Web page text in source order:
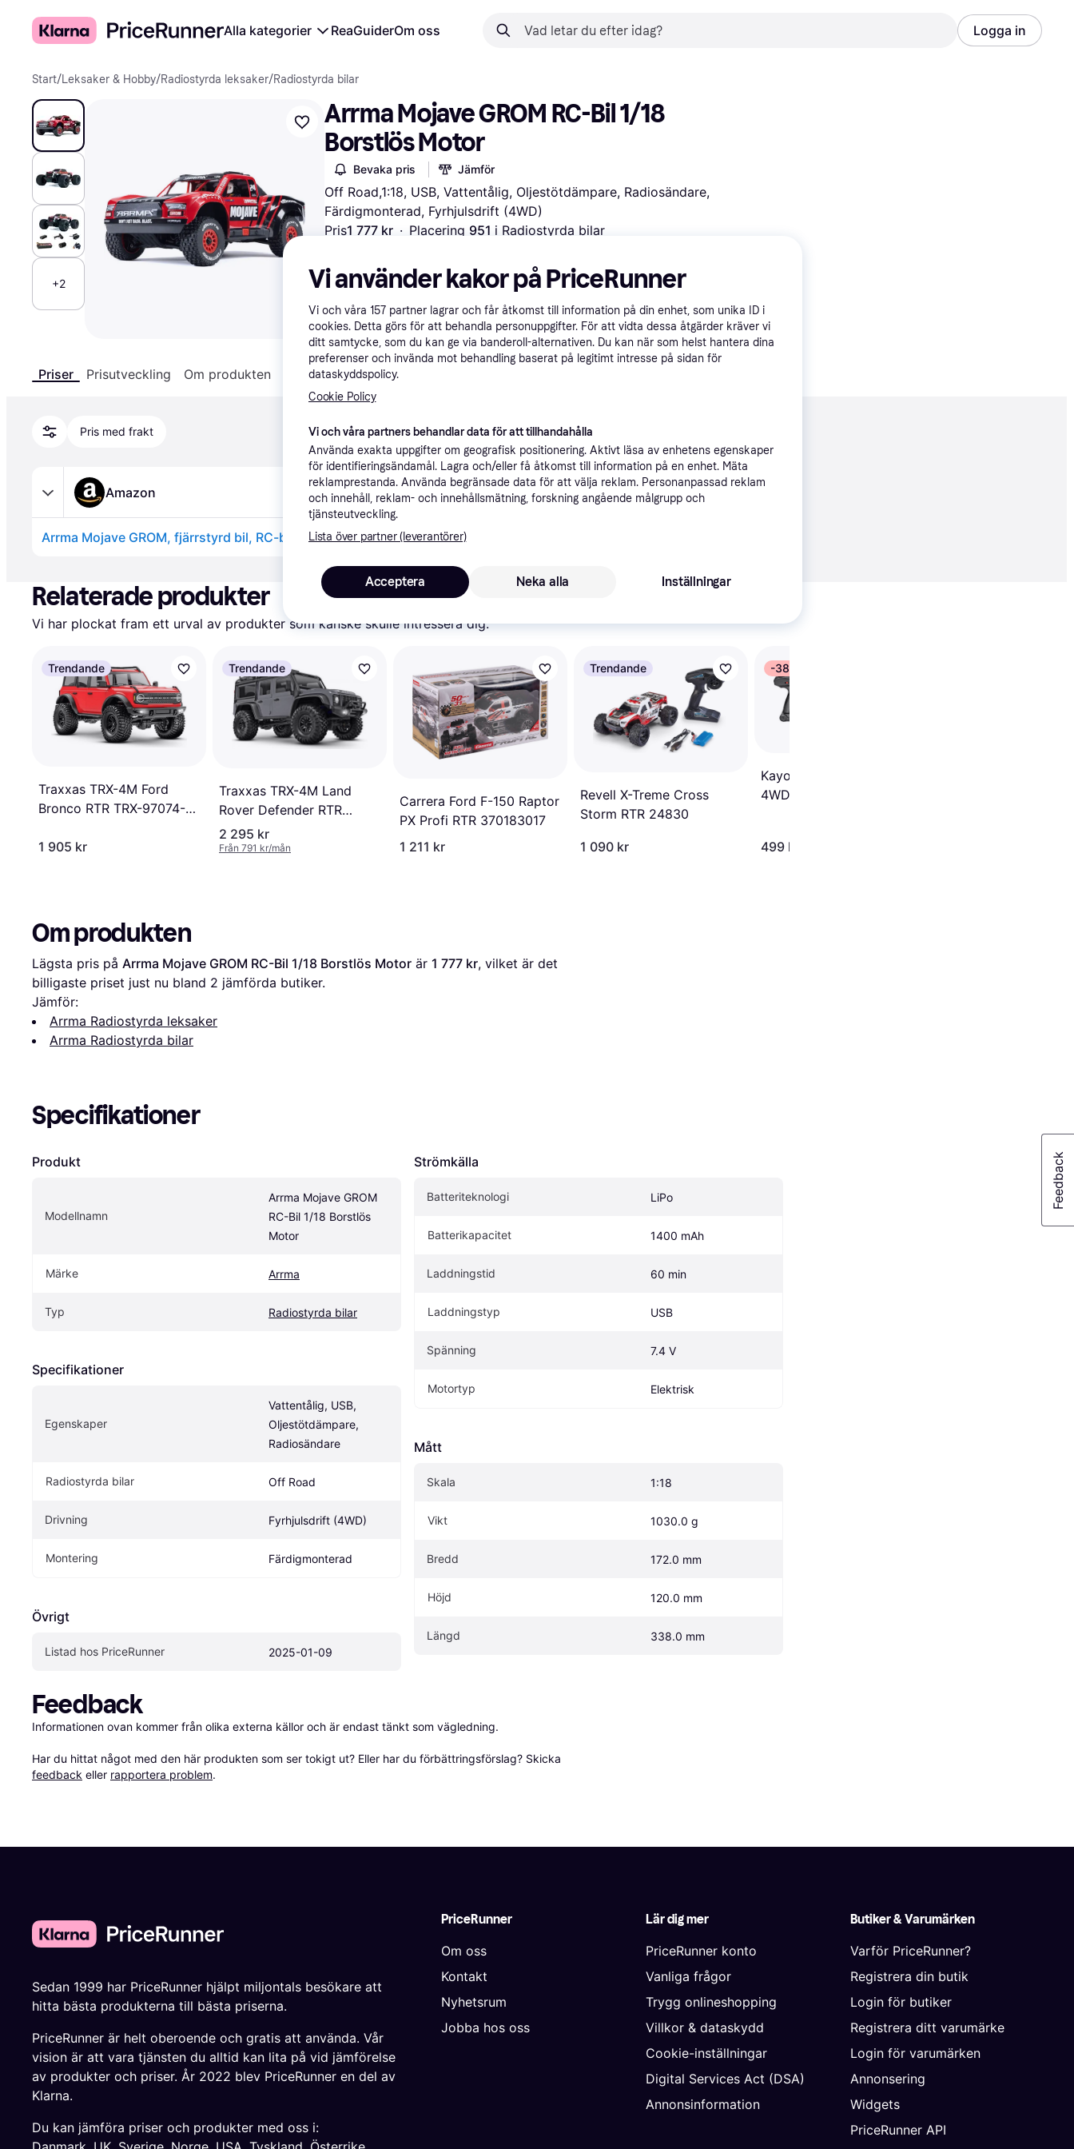
Alla kategorier ReaGuiderOm oss Logga in
Start/Leksaker & Hobby/Radiostyrda leksaker/Radiostyrda bilar
+2
Arrma Mojave GROM RC-Bil 1/18
Borstlös Motor
Bevaka pris Jämför
Off Road,1:18, USB, Vattentålig, Oljestötdämpare, Radiosändare,
Färdigmonterad, Fyrhjulsdrift (4WD)
Pris1 777 kr · Placering 951 i Radiostyrda bilar
Priser Prisutveckling Om produkten Specifikationer
Pris med frakt
Amazon
Arrma Mojave GROM, fjärrstyrd bil, RC-bil 1/18, borstlös motor över 30 km/h, med batteri och tillbehör, röd-svart, ARA2104T1
Relaterade produkter
Vi har plockat fram ett urval av produkter som kanske skulle intressera dig.
Trendande
Traxxas TRX-4M Ford
Bronco RTR TRX-97074-
1 905 kr
Trendande
Traxxas TRX-4M Land
Rover Defender RTR
TRX97054-1-SLVR
2 295 kr
Från 791 kr/mån
Carrera Ford F-150 Raptor
PX Profi RTR 370183017
1 211 kr
Trendande
Revell X-Treme Cross
Storm RTR 24830
1 090 kr
-38%
Kayoba Speed Pioneer
4WD RTR 012288
499 kr
Om produkten
Lägsta pris på Arrma Mojave GROM RC-Bil 1/18 Borstlös Motor är 1 777 kr, vilket är det
billigaste priset just nu bland 2 jämförda butiker.
Jämför:
Arrma Radiostyrda leksaker
Arrma Radiostyrda bilar
Specifikationer
Produkt
Modellnamn
Arrma Mojave GROM
RC-Bil 1/18 Borstlös
Motor
Märke Arrma
Typ Radiostyrda bilar
Specifikationer
Egenskaper
Vattentålig, USB,
Oljestötdämpare,
Radiosändare
Radiostyrda bilar Off Road
Drivning Fyrhjulsdrift (4WD)
Montering Färdigmonterad
Övrigt
Listad hos PriceRunner 2025-01-09
Strömkälla
Batteriteknologi LiPo
Batterikapacitet 1400 mAh
Laddningstid 60 min
Laddningstyp USB
Spänning 7.4 V
Motortyp Elektrisk
Mått
Skala 1:18
Vikt 1030.0 g
Bredd 172.0 mm
Höjd 120.0 mm
Längd 338.0 mm
Feedback
Informationen ovan kommer från olika externa källor och är endast tänkt som vägledning.
Har du hittat något med den här produkten som ser tokigt ut? Eller har du förbättringsförslag? Skicka
feedback eller rapportera problem.
PriceRunner
Om oss
Kontakt
Nyhetsrum
Jobba hos oss
Lär dig mer
PriceRunner konto
Vanliga frågor
Trygg onlineshopping
Villkor & dataskydd
Cookie-inställningar
Digital Services Act (DSA)
Annonsinformation
Butiker & Varumärken
Varför PriceRunner?
Registrera din butik
Login för butiker
Registrera ditt varumärke
Login för varumärken
Annonsering
Widgets
PriceRunner API
Sedan 1999 har PriceRunner hjälpt miljontals besökare att
hitta bästa produkterna till bästa priserna.
PriceRunner är helt oberoende och gratis att använda. Vår
vision är att vara tjänsten du alltid kan lita på vid jämförelse
av produkter och priser. År 2022 blev PriceRunner en del av
Klarna.
Du kan jämföra priser och produkter med oss i:
Vi använder kakor på PriceRunner
Vi och våra 157 partner lagrar och får åtkomst till information på din enhet, som unika ID i
cookies. Detta görs för att behandla personuppgifter. För att vidta dessa åtgärder kräver vi
ditt samtycke, som du kan ge via banderoll-alternativen. Du kan när som helst hantera dina
preferenser och invända mot behandling baserat på legitimt intresse på sidan för
dataskyddspolicy.
Cookie Policy
Vi och våra partners behandlar data för att tillhandahålla
Använda exakta uppgifter om geografisk positionering. Aktivt läsa av enhetens egenskaper
för identifieringsändamål. Lagra och/eller få åtkomst till information på en enhet. Mäta
reklamprestanda. Använda begränsade data för att välja reklam. Personanpassad reklam
och innehåll, reklam- och innehållsmätning, forskning angående målgrupp och
tjänsteutveckling.
Lista över partner (leverantörer)
Neka alla
Acceptera Inställningar